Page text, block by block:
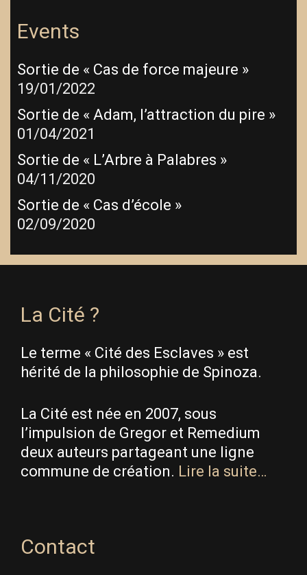
Events
Sortie de « Cas de force majeure »
19/01/2022
Sortie de « Adam, l’attraction du pire »
01/04/2021
Sortie de « L’Arbre à Palabres »
04/11/2020
Sortie de « Cas d’école »
02/09/2020
La Cité ?
Le terme « Cité des Esclaves » est
hérité de la philosophie de Spinoza.
La Cité est née en 2007, sous
l’impulsion de Gregor et Remedium
deux auteurs partageant une ligne
commune de création. Lire la suite…
Contact